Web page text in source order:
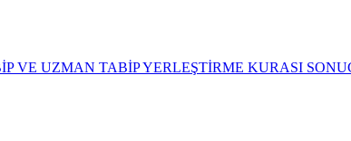
VE UZMAN TABİP YERLEŞTİRME KURASI